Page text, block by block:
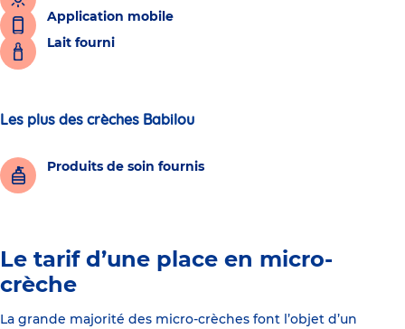
Application mobile
Lait fourni
Les plus des crèches Babilou
Produits de soin fournis
Le tarif d’une place en micro-
crèche
La grande majorité des micro-crèches font l’objet d’un